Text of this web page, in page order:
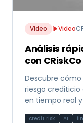
Video Video
Análisis
con CRiskCo
Descubre cómo
riesgo
en tiempo real
credit risk AI